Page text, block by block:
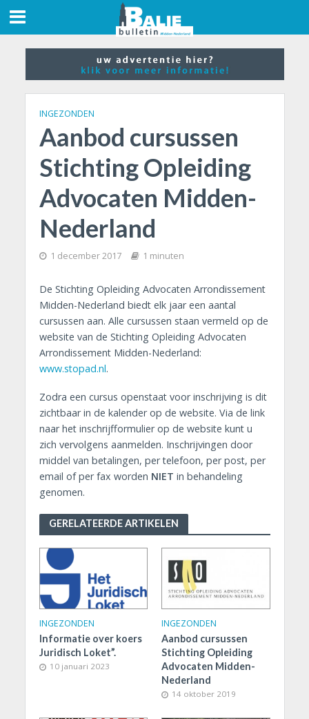
INGEZONDEN
Aanbod cursussen
Stichting Opleiding
Advocaten Midden-
Nederland
1 december 2017 1 minuten
De Stichting Opleiding Advocaten Arrondissement
Midden-Nederland biedt elk jaar een aantal
cursussen aan. Alle cursussen staan vermeld op de
website van de Stichting Opleiding Advocaten
Arrondissement Midden-Nederland:
www.stopad.nl.
Zodra een cursus openstaat voor inschrijving is dit
zichtbaar in de kalender op de website. Via de link
naar het inschrijfformulier op de website kunt u
zich vervolgens aanmelden. Inschrijvingen door
middel van betalingen, per telefoon, per post, per
email of per fax worden NIET in behandeling
genomen.
GERELATEERDE ARTIKELEN
INGEZONDEN
Informatie over koers
Juridisch Loket”.
10 januari 2023
INGEZONDEN
Aanbod cursussen
Stichting Opleiding
Advocaten Midden-
Nederland
14 oktober 2019